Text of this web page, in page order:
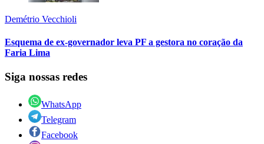
Demétrio Vecchioli
Esquema de ex-governador leva PF a gestora no coração da
Faria Lima
Siga nossas redes
WhatsApp
Telegram
Facebook